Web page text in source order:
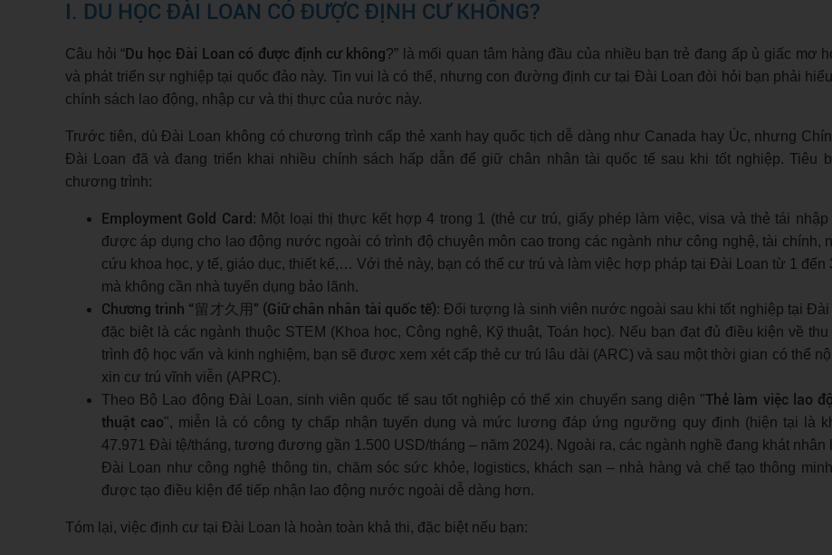
I. DU HỌC ĐÀI LOAN CÓ ĐƯỢC ĐỊNH CƯ KHÔNG?
Câu hỏi “Du học Đài Loan có được định cư không?” là mối quan tâm hàng đầu của nhiều bạn trẻ đang ấp ủ giấc mơ
và phát triển sự nghiệp tại quốc đảo này. Tin vui là có thể, nhưng con đường định cư tại Đài Loan đòi hỏi bạn phải
chính sách lao động, nhập cư và thị thực của nước này.
Trước tiên, dù Đài Loan không có chương trình cấp thẻ xanh hay quốc tịch dễ dàng như Canada hay Úc, nhưng
Đài Loan đã và đang triển khai nhiều chính sách hấp dẫn để giữ chân nhân tài quốc tế sau khi tốt nghiệp. Tiêu
chương trình:
Employment Gold Card : Một loại thị thực kết hợp 4 trong 1 (thẻ cư trú, giấy phép làm việc, visa và thẻ tái nhập
được áp dụng cho lao động nước ngoài có trình độ chuyên môn cao trong các ngành như công nghệ, tài chính,
cứu khoa học, y tế, giáo dục, thiết kế,… Với thẻ này, bạn có thể cư trú và làm việc hợp pháp tại Đài Loan từ 1 đến
mà không cần nhà tuyển dụng bảo lãnh.
Chương trình “留才久用” (Giữ chân nhân tài quốc tế): Đối tượng là sinh viên nước ngoài sau khi tốt nghiệp tại Đài
đặc biệt là các ngành thuộc STEM (Khoa học, Công nghệ, Kỹ thuật, Toán học). Nếu bạn đạt đủ điều kiện về thu
trình độ học vấn và kinh nghiệm, bạn sẽ được xem xét cấp thẻ cư trú lâu dài (ARC) và sau một thời gian có thể
xin cư trú vĩnh viễn (APRC).
Theo Bộ Lao động Đài Loan, sinh viên quốc tế sau tốt nghiệp có thể xin chuyển sang diện "Thẻ làm việc lao
thuật cao", miễn là có công ty chấp nhận tuyển dụng và mức lương đáp ứng ngưỡng quy định (hiện tại là
47.971 Đài tệ/tháng, tương đương gần 1.500 USD/tháng – năm 2024). Ngoài ra, các ngành nghề đang khát nhân
Đài Loan như công nghệ thông tin, chăm sóc sức khỏe, logistics, khách sạn – nhà hàng và chế tạo thông
được tạo điều kiện để tiếp nhận lao động nước ngoài dễ dàng hơn.
Tóm lại, việc định cư tại Đài Loan là hoàn toàn khả thi, đặc biệt nếu bạn: